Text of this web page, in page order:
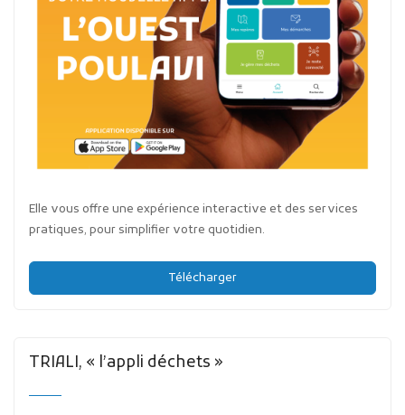
Elle vous offre une expérience interactive et des services
pratiques, pour simplifier votre quotidien.
Télécharger
TRIALI, « l’appli déchets »